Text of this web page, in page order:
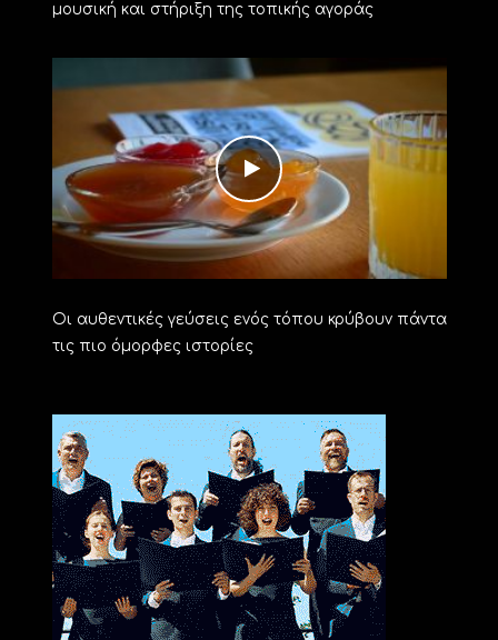
μουσική και στήριξη της τοπικής αγοράς
Οι αυθεντικές γεύσεις ενός τόπου κρύβουν πάντα
τις πιο όμορφες ιστορίες